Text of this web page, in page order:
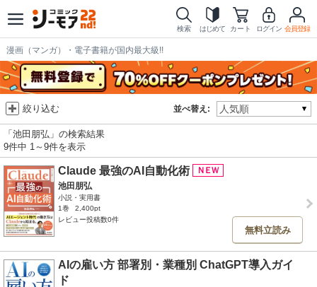
検索 はじめて カート ログイン 会員登録
漫画（マンガ）・電子書籍が国内最大級!!
並べ替え:
絞り込む
「池田朋弘」の検索結果
9件中 1～9件を表示
Claude 最強のAI自動化術
池田朋弘
小説・実用書
1巻
2,400pt
レビュー投稿数0件
無料立読み
AIの雇い方 部署別・業種別 ChatGPT導入ガイ
ド